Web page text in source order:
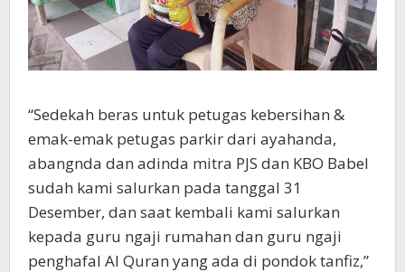
“Sedekah beras untuk petugas kebersihan &
emak-emak petugas parkir dari ayahanda,
abangnda dan adinda mitra PJS dan KBO Babel
sudah kami salurkan pada tanggal 31
Desember, dan saat kembali kami salurkan
kepada guru ngaji rumahan dan guru ngaji
penghafal Al Quran yang ada di pondok tanfiz,”